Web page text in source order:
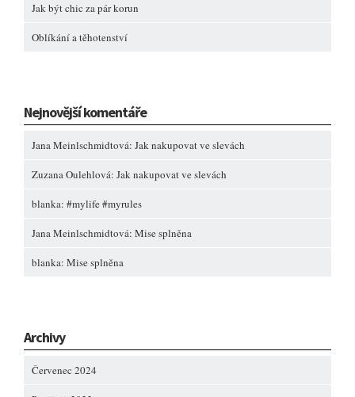
Jak být chic za pár korun
Oblíkání a těhotenství
Nejnovější komentáře
Jana Meinlschmidtová: Jak nakupovat ve slevách
Zuzana Oulehlová: Jak nakupovat ve slevách
blanka: #mylife #myrules
Jana Meinlschmidtová: Mise splněna
blanka: Mise splněna
Archivy
Červenec 2024